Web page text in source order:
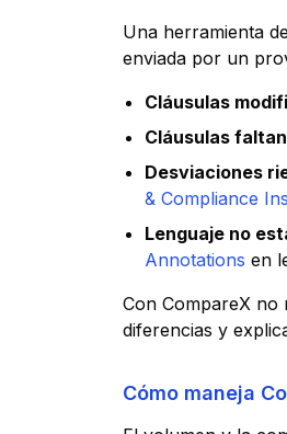
Una herramienta
enviada por un
Cláusulas
Cláusulas
Desviaciones
& Compliance
Lenguaje no
Annotations en
Con CompareX no
diferencias y
Cómo maneja